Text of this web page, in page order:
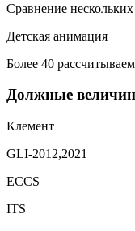
Сравнение
Детская анимация
Более 40
Должные
Клемент
GLI-2012,2021
ECCS
ITS